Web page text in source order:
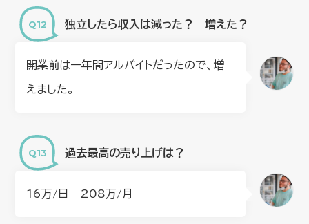
独立したら収入は減った？ 増えた？
開業前は一年間アルバイトだったので、増
えました。
過去最高の売り上げは？
16万/日 208万/月